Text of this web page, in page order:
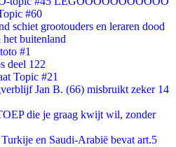
#60
schiet grootouders en leraren dood
buitenland
#1
deel 122
Topic #21
Jan B. (66) misbruikt zeker 14
die je graag kwijt wil, zonder
en Saudi-Arabië bevat art.5